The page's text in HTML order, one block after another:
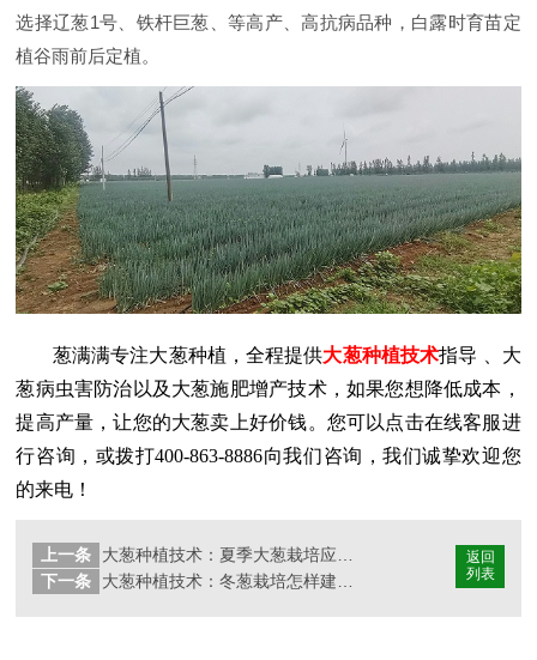
选择辽葱1号、铁杆巨葱、等高产、高抗病品种，白露时育苗定
植谷雨前后定植。
葱满满专注大葱种植，全程提供大葱种植技术指导
、大
葱病虫害防治以及大葱施肥增产技术，如果您想降低成本，
提高产量，让您的大葱卖上好价钱。您可以点击在线客服进
行咨询，或拨打400-863-8886向我们咨询，我们诚挚欢迎您
的来电！
返回
列表
上一条
下一条
大葱种植技术：冬葱栽培怎样建立安全生产田间管理档案？